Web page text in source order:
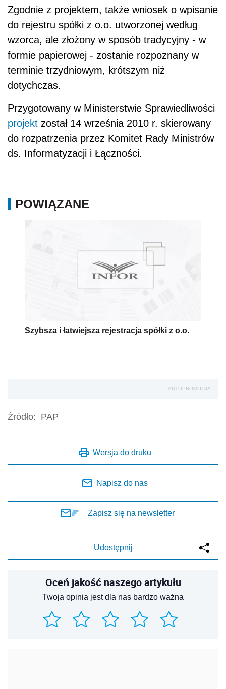
Zgodnie z projektem, także wniosek o wpisanie
do rejestru spółki z o.o. utworzonej według
wzorca, ale złożony w sposób tradycyjny - w
formie papierowej - zostanie rozpoznany w
terminie trzydniowym, krótszym niż
dotychczas.
Przygotowany w Ministerstwie Sprawiedliwości
projekt został 14 września 2010 r. skierowany
do rozpatrzenia przez Komitet Rady Ministrów
ds. Informatyzacji i Łączności.
POWIĄZANE
Szybsza i łatwiejsza rejestracja spółki z o.o.
AUTOPROMOCJA
Źródło: PAP
Wersja do druku
Napisz do nas
Zapisz się na newsletter
Udostępnij
Oceń jakość naszego artykułu
Twoja opinia jest dla nas bardzo ważna